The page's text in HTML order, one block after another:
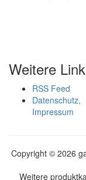
Weitere
RSS Feed
Datenschutz,
Impressum
Copyright © 2026
Weitere